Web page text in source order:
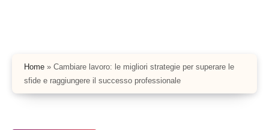
Home » Cambiare lavoro: le migliori strategie per superare le
sfide e raggiungere il successo professionale